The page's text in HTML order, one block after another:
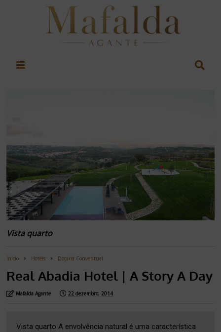
Vista quarto
Inicio Hotéis Doçaria Conventual
Real Abadia Hotel | A Story A Day
Mafalda Agante 22 dezembro, 2014
Vista quarto A envolvência natural é uma característica